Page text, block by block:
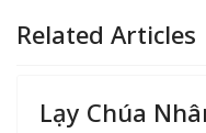
Related Articles
Lạy Chúa